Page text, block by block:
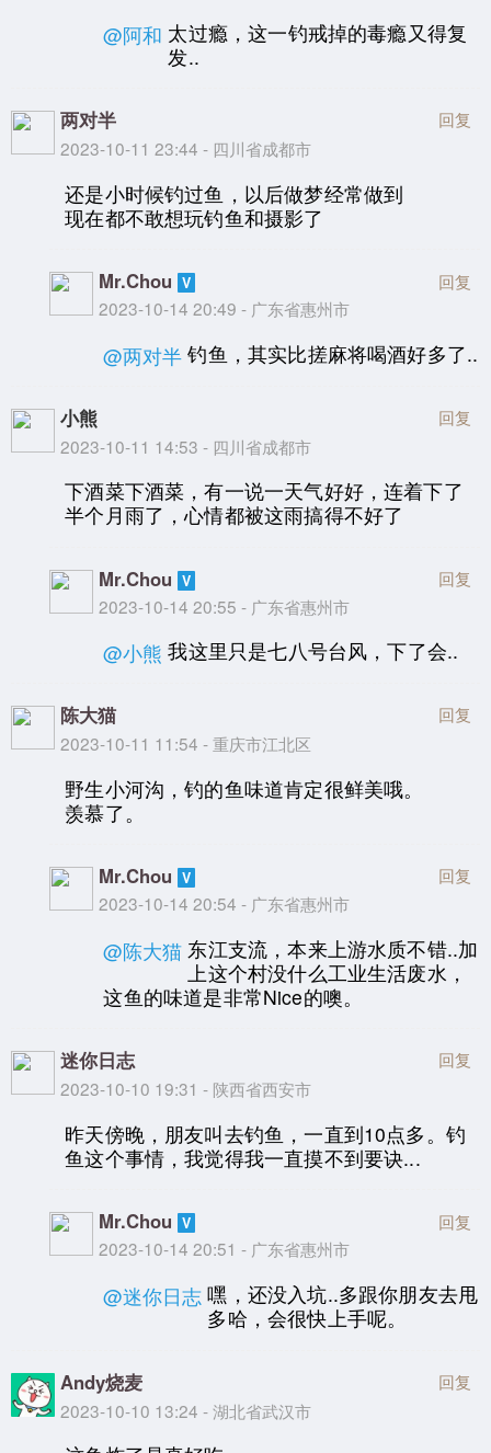
@阿和 太过瘾，这一钓戒掉的毒瘾又得复
发..
两对半
2023-10-11 23:44 - 四川省成都市
回复
还是小时候钓过鱼，以后做梦经常做到
现在都不敢想玩钓鱼和摄影了
Mr.Chou
2023-10-14 20:49 - 广东省惠州市
回复
@两对半 钓鱼，其实比搓麻将喝酒好多了..
小熊
2023-10-11 14:53 - 四川省成都市
回复
下酒菜下酒菜，有一说一天气好好，连着下了
半个月雨了，心情都被这雨搞得不好了
Mr.Chou
2023-10-14 20:55 - 广东省惠州市
回复
@小熊 我这里只是七八号台风，下了会..
陈大猫
2023-10-11 11:54 - 重庆市江北区
回复
野生小河沟，钓的鱼味道肯定很鲜美哦。
羡慕了。
Mr.Chou
2023-10-14 20:54 - 广东省惠州市
回复
@陈大猫 东江支流，本来上游水质不错..加
上这个村没什么工业生活废水，
这鱼的味道是非常Nice的噢。
迷你日志
2023-10-10 19:31 - 陕西省西安市
回复
昨天傍晚，朋友叫去钓鱼，一直到10点多。钓
鱼这个事情，我觉得我一直摸不到要诀...
Mr.Chou
2023-10-14 20:51 - 广东省惠州市
回复
@迷你日志 嘿，还没入坑..多跟你朋友去甩
多哈，会很快上手呢。
Andy烧麦
2023-10-10 13:24 - 湖北省武汉市
回复